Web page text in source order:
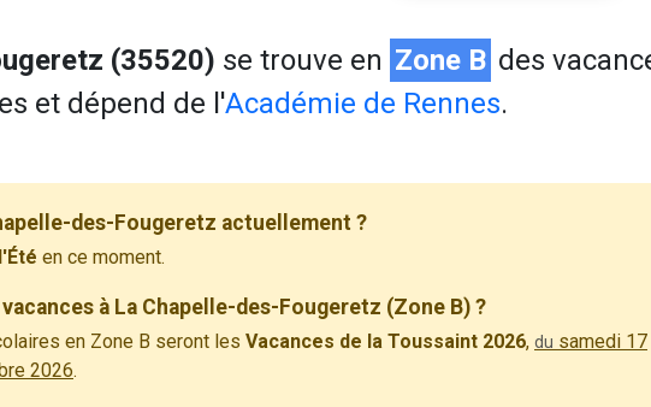
(35520) se trouve en Zone B des
et dépend de l'Académie de Rennes.
des-Fougeretz actuellement ?
en ce moment.
à La Chapelle-des-Fougeretz (Zone B) ?
en Zone B seront les Vacances de la Toussaint 2026, du samedi 17
2026.